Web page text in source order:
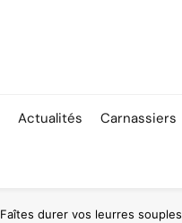
Actualités Carnassiers
Faîtes durer vos leurres souples